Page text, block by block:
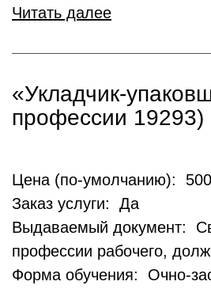
Читать далее
«Укладчик-
профессии 19293)
Цена (по-умолчанию):
Заказ услуги: Да
Выдаваемый документ:
профессии рабочего,
Форма обучения: Очно-